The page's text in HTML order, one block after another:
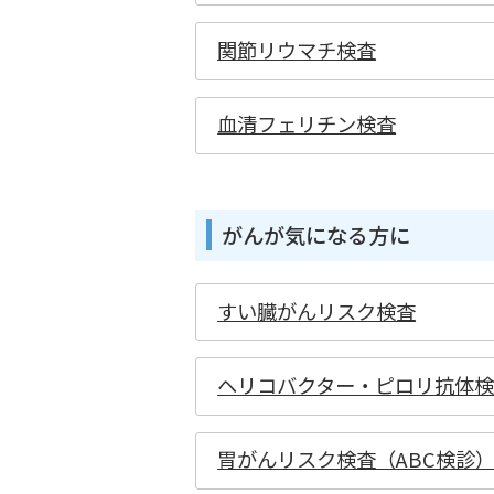
関節リウマチ検査
血清フェリチン検査
がんが気になる方に
すい臓がんリスク検査
ヘリコバクター・ピロリ抗体
胃がんリスク検査（ABC検診